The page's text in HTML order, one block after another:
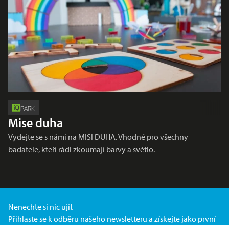
PARK
Mise duha
Vydejte se s námi na MISI DUHA. Vhodné pro všechny
badatele, kteří rádi zkoumají barvy a světlo.
Nenechte si nic ujít
Přihlaste se k odběru našeho newsletteru a získejte jako první